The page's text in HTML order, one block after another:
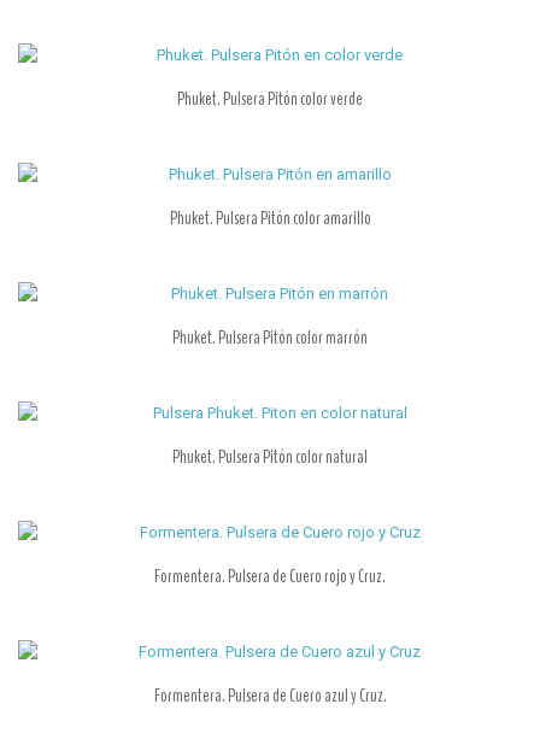
Phuket. Pulsera Pitón color verde
Phuket. Pulsera Pitón color amarillo
Phuket. Pulsera Pitón color marrón
Phuket. Pulsera Pitón color natural
Formentera. Pulsera de Cuero rojo y Cruz.
Formentera. Pulsera de Cuero azul y Cruz.